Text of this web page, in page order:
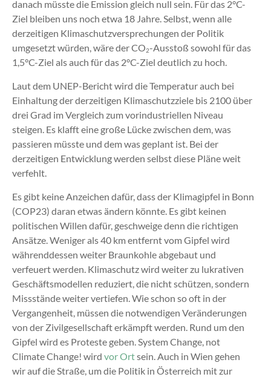
danach müsste die Emission gleich null sein. Für das 2°C-
Ziel bleiben uns noch etwa 18 Jahre. Selbst, wenn alle
derzeitigen Klimaschutzversprechungen der Politik
umgesetzt würden, wäre der CO2-Ausstoß sowohl für das
1,5°C-Ziel als auch für das 2°C-Ziel deutlich zu hoch.
Laut dem UNEP-Bericht wird die Temperatur auch bei
Einhaltung der derzeitigen Klimaschutzziele bis 2100 über
drei Grad im Vergleich zum vorindustriellen Niveau
steigen. Es klafft eine große Lücke zwischen dem, was
passieren müsste und dem was geplant ist. Bei der
derzeitigen Entwicklung werden selbst diese Pläne weit
verfehlt.
Es gibt keine Anzeichen dafür, dass der Klimagipfel in Bonn
(COP23) daran etwas ändern könnte. Es gibt keinen
politischen Willen dafür, geschweige denn die richtigen
Ansätze. Weniger als 40 km entfernt vom Gipfel wird
währenddessen weiter Braunkohle abgebaut und
verfeuert werden. Klimaschutz wird weiter zu lukrativen
Geschäftsmodellen reduziert, die nicht schützen, sondern
Missstände weiter vertiefen. Wie schon so oft in der
Vergangenheit, müssen die notwendigen Veränderungen
von der Zivilgesellschaft erkämpft werden. Rund um den
Gipfel wird es Proteste geben. System Change, not
Climate Change! wird vor Ortsein. Auch in Wien gehen
wir auf die Straße, um die Politik in Österreich mit zur